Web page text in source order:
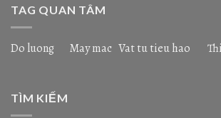
TAG QUAN TÂM
Do luong May mac Vat tu tieu hao
TÌM KIẾM